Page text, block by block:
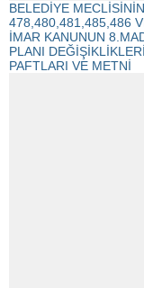
BELEDİYE
478,480,481,485,486
İMAR KANUNUN
PLANI
PAFTLARI VE METNİ